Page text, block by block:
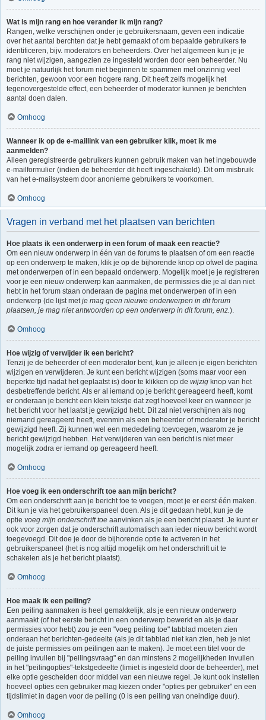
Wat is mijn rang en hoe verander ik mijn rang?
Rangen, welke verschijnen onder je gebruikersnaam, geven een indicatie
over het aantal berchten dat je hebt gemaakt of om bepaalde gebruikers te
identificeren, bijv. moderators en beheerders. Over het algemeen kun je je
rang niet wijzigen, aangezien ze ingesteld worden door een beheerder. Nu
moet je natuurlijk het forum niet beginnen te spammen met onzinnig veel
berichten, gewoon voor een hogere rang. Dit heeft zelfs mogelijk het
tegenovergestelde effect, een beheerder of moderator kunnen je berichten
aantal doen dalen.
Omhoog
Wanneer ik op de e-maillink van een gebruiker klik, moet ik me
aanmelden?
Alleen geregistreerde gebruikers kunnen gebruik maken van het ingebouwde
e-mailformulier (indien de beheerder dit heeft ingeschakeld). Dit om misbruik
van het e-mailsysteem door anonieme gebruikers te voorkomen.
Omhoog
Vragen in verband met het plaatsen van berichten
Hoe plaats ik een onderwerp in een forum of maak een reactie?
Om een nieuw onderwerp in één van de forums te plaatsen of om een reactie
op een onderwerp te maken, klik je op de bijhorende knop op ofwel de pagina
met onderwerpen of in een bepaald onderwerp. Mogelijk moet je je registreren
voor je een nieuw onderwerp kan aanmaken, de permissies die je al dan niet
hebt in het forum staan onderaan de pagina met onderwerpen of in een
onderwerp (de lijst metje mag geen nieuwe onderwerpen in dit forum
plaatsen, je mag niet antwoorden op een onderwerp in dit forum, enz.).
Omhoog
Hoe wijzig of verwijder ik een bericht?
Tenzij je de beheerder of een moderator bent, kun je alleen je eigen berichten
wijzigen en verwijderen. Je kunt een bericht wijzigen (soms maar voor een
beperkte tijd nadat het geplaatst is) door te klikken op de wijzig knop van het
desbetreffende bericht. Als er al iemand op je bericht gereageerd heeft, komt
er onderaan je bericht een klein tekstje dat zegt hoeveel keer en wanneer je
het bericht voor het laatst je gewijzigd hebt. Dit zal niet verschijnen als nog
niemand gereageerd heeft, evenmin als een beheerder of moderator je bericht
gewijzigd heeft. Zij kunnen wel een mededeling toevoegen, waarom ze je
bericht gewijzigd hebben. Het verwijderen van een bericht is niet meer
mogelijk zodra er iemand op gereageerd heeft.
Omhoog
Hoe voeg ik een onderschrift toe aan mijn bericht?
Om een onderschrift aan je bericht toe te voegen, moet je er eerst één maken.
Dit kun je via het gebruikerspaneel doen. Als je dit gedaan hebt, kun je de
optie voeg mijn onderschrift toe aanvinken als je een bericht plaatst. Je kunt er
ook voor zorgen dat je onderschrift automatisch aan ieder nieuw bericht wordt
toegevoegd. Dit doe je door de bijhorende optie te activeren in het
gebruikerspaneel (het is nog altijd mogelijk om het onderschrift uit te
schakelen als je het bericht plaatst).
Omhoog
Hoe maak ik een peiling?
Een peiling aanmaken is heel gemakkelijk, als je een nieuw onderwerp
aanmaakt (of het eerste bericht in een onderwerp bewerkt en als je daar
permissies voor hebt) zou je een "voeg peiling toe" tabblad moeten zien
onderaan het berichten-gedeelte (als je dit tabblad niet kan zien, heb je niet
de juiste permissies om peilingen aan te maken). Je moet een titel voor de
peiling invullen bij "peilingsvraag" en dan minstens 2 mogelijkheden invullen
in het "peilingopties"-tekstgedeelte (limiet is ingesteld door de beheerder), met
elke optie gescheiden door middel van een nieuwe regel. Je kunt ook instellen
hoeveel opties een gebruiker mag kiezen onder "opties per gebruiker" en een
tijdslimiet in dagen voor de peiling (0 is een peiling van oneindige duur).
Omhoog